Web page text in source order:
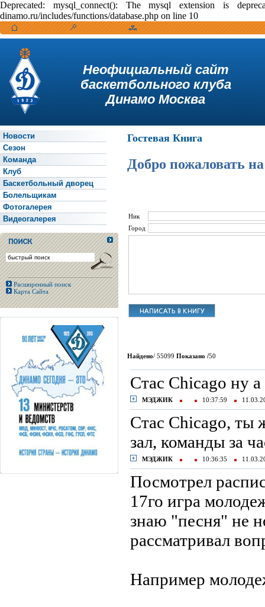
Deprecated: mysql_connect(): The mysql extension is
dinamo.ru/includes/functions/database.php on line 10
Неофициальный сайт
баскетбольного клуба
Динамо Москва
Новости
Сезон
Команда
Клуб
Баскетбольный дворец
Болельщикам
Фотогалерея
Видеогалерея
Расширенный поиск
Карта Сайта
Гостевая Книга
Добро пожаловать
Ник
Город
Найдено/ 55099 Показано /50
Стас Chicago ну
МЭДЖИК 10:37:59
Стас Chicago, ты
зал, команды за
МЭДЖИК 10:36:35
Посмотрел
17го игра
знаю "песня" не
рассматривал
Например